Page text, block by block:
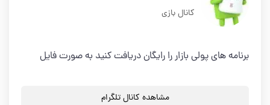
کانال بازی
برنامه های پولی بازار را رایگان دریافت کنید به صورت فایل
مشاهده کانال تلگرام